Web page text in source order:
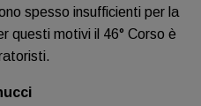
spesso insufficienti per la
questi motivi il 46° Corso è